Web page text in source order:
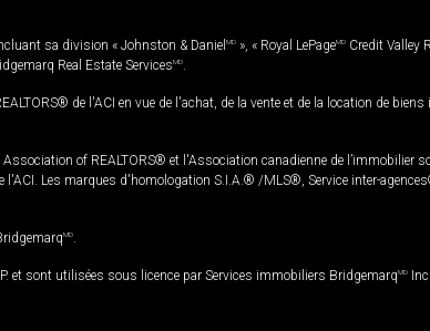
sa division « Johnston & Daniel MD », « Royal LePageMD Credit Valley
Real Estate ServicesMD.
de l'ACI en vue de l'achat, de la vente et de la location de
of REALTORS® et l'Association canadienne de l’immobilier
Les marques d'homologation S.I.A.® /MLS®, Service inter-
MD.
et sont utilisées sous licence par Services immobiliers BridgemarqMD Inc.